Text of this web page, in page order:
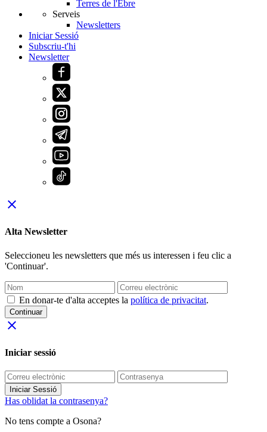
Terres de l'Ebre
Serveis
Newsletters
Iniciar Sessió
Subscriu-t'hi
Newsletter
close
Alta Newsletter
Seleccioneu les newsletters que més us interessen i feu clic a
'Continuar'.
En donar-te d'alta acceptes la política de privacitat.
Continuar
close
Iniciar sessió
Iniciar Sessió
Has oblidat la contrasenya?
No tens compte a Osona?